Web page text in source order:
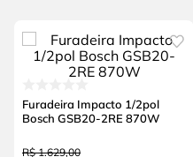
Furadeira Impacto 1/2pol
Bosch GSB20-2RE 870W
R$ 1.629,00